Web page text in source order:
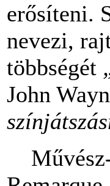
erősíteni.
nevezi,
többségét
John